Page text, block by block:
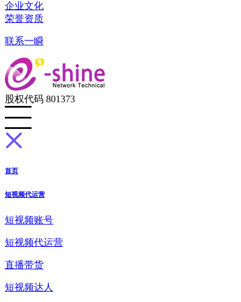
企业文化
荣誉资质
联系一瞬
股权代码 801373
首页
短视频代运营
短视频账号
短视频代运营
直播带货
短视频达人